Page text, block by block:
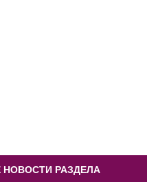
НОВОСТИ РАЗДЕЛА